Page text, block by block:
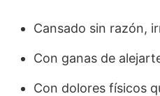
Cansado sin razón,
Con ganas de
Con dolores físicos